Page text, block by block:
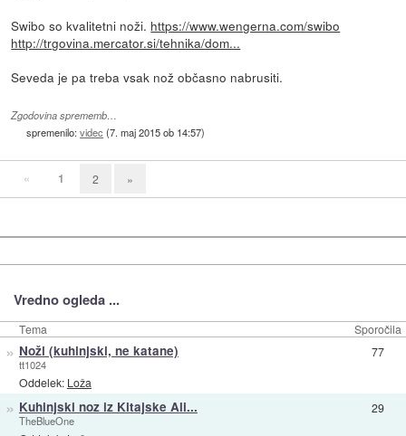
Swibo so kvalitetni noži. https://www.wengerna.com/swibo
http://trgovina.mercator.si/tehnika/dom...
Seveda je pa treba vsak nož občasno nabrusiti.
Zgodovina sprememb…
spremenilo:videc (7. maj 2015 ob 14:57)
« 1 2 »
Vredno ogleda ...
Tema Sporočila
» Noži (kuhinjski, ne katane)
tt1024
Oddelek: Loža
77
» Kuhinjski noz iz Kitajske Ali...
TheBlueOne
29